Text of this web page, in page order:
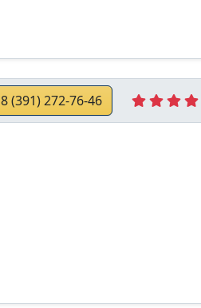
8 (391) 272-76-46